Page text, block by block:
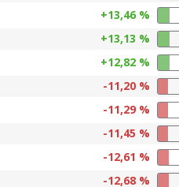
+13,46 %
+13,13 %
+12,82 %
-11,20 %
-11,29 %
-11,45 %
-12,61 %
-12,68 %